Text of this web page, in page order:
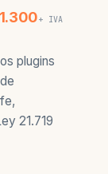
+ IVA
plugins
21.719